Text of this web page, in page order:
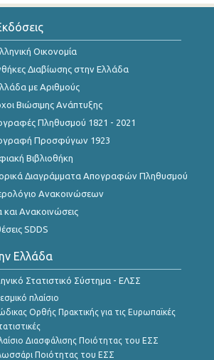
Οικονομία
Διαβίωσης στην Ελλάδα
με Αριθμούς
Βιώσιμης Ανάπτυξης
Πληθυσμού 1821 - 2021
Προσφύγων 1923
Βιβλιοθήκη
Διαγράμματα Απογραφών Πληθυσμού
Ανακοινώσεων
και Ανακοινώσεις
SDDS
Ελλάδα
Στατιστικό Σύστημα - ΕΛΣΣ
πλαίσιο
Ορθής Πρακτικής για τις Ευρωπαϊκές
Διασφάλισης Ποιότητας του ΕΣΣ
Ποιότητας του ΕΣΣ